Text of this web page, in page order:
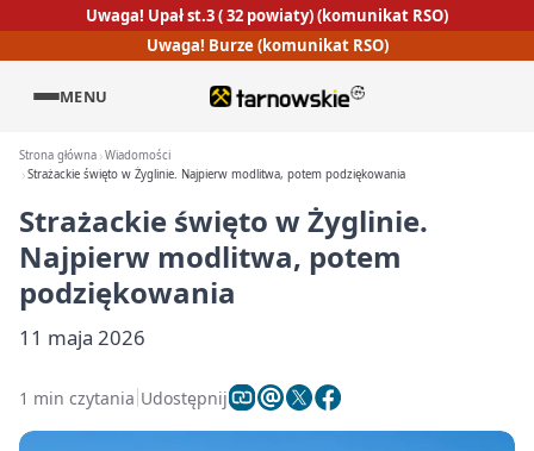
Uwaga! Upał st.3 ( 32 powiaty) (komunikat RSO)
Uwaga! Burze (komunikat RSO)
MENU
Strona główna Wiadomości
Strażackie święto w Żyglinie. Najpierw modlitwa, potem podziękowania
Strażackie święto w Żyglinie.
Najpierw modlitwa, potem
podziękowania
11 maja 2026
1 min czytania Udostępnij